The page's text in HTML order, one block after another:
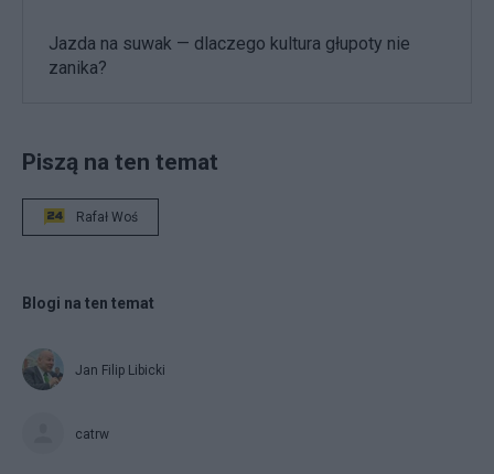
Jazda na suwak — dlaczego kultura głupoty nie
zanika?
Piszą na ten temat
Rafał Woś
Blogi na ten temat
Jan Filip Libicki
catrw